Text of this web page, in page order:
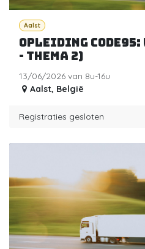
Aalst
Opleiding code95:
- Thema 2)
13/06/2026 van 8u-16u
Aalst, België
Registraties gesloten